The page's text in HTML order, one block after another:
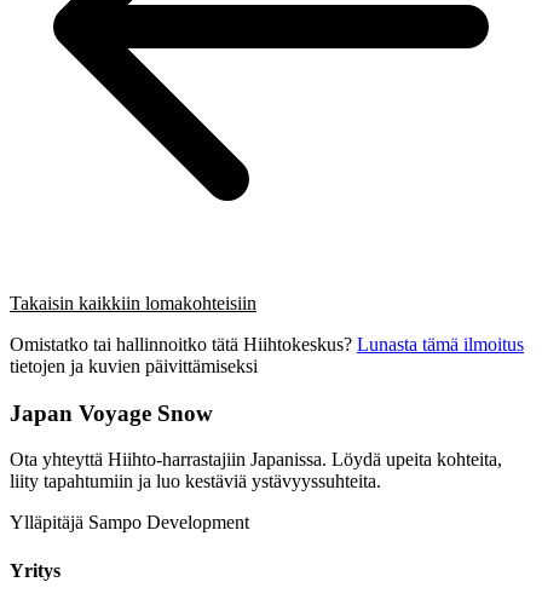
Takaisin kaikkiin lomakohteisiin
Omistatko tai hallinnoitko tätä Hiihtokeskus? Lunasta tämä ilmoitus
tietojen ja kuvien päivittämiseksi
Japan Voyage Snow
Ota yhteyttä Hiihto-harrastajiin Japanissa. Löydä upeita kohteita,
liity tapahtumiin ja luo kestäviä ystävyyssuhteita.
Ylläpitäjä Sampo Development
Yritys